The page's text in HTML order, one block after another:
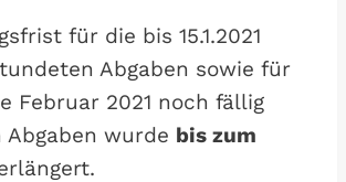
für die bis 15.1.2021
Abgaben sowie für
Februar 2021 noch fällig
wurde bis zum